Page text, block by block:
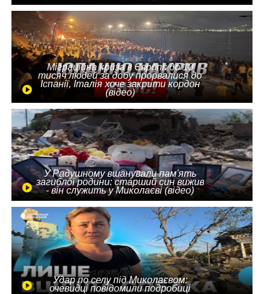
Міграційна криза в Європі: до 10
тисяч людей за добу прорвалися до
Іспанії, Італія хоче закрити кордон
(відео)
У Радушному вшанували пам'ять
загиблої родини: старший син вижив
- він служить у Миколаєві (відео)
Удар по селу під Миколаєвом:
очевидці повідомили подробиці